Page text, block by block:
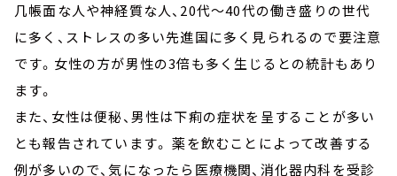
几帳面な人や神経質な人、20代～40代の働き盛りの世代
に多く、ストレスの多い先進国に多く見られるので要注意
です。女性の方が男性の3倍も多く生じるとの統計もあり
ます。
また、女性は便秘、男性は下痢の症状を呈することが多い
とも報告されています。 薬を飲むことによって改善する
例が多いので、気になったら医療機関、消化器内科を受診